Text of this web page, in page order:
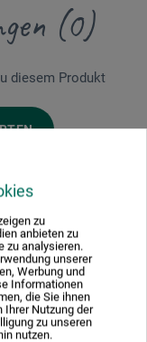
zu
anbieten zu
zu analysieren.
unserer
Werbung und
Informationen
die Sie ihnen
Ihrer Nutzung der
zu unseren
nutzen.
(0)
diesem Produkt
Herstellers zu